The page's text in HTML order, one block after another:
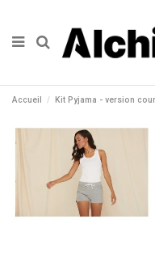
Accueil Kit Pyjama - version